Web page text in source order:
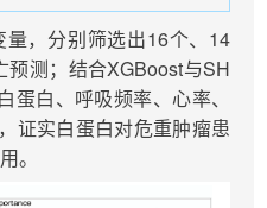
，分别筛选出16个、14
测；结合XGBoost与SH
白、呼吸频率、心率、
证实白蛋白对危重肿瘤患
。